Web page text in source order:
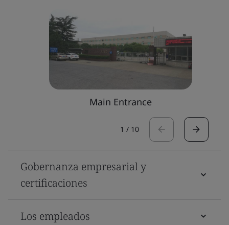
Main Entrance
1 / 10
Gobernanza empresarial y
certificaciones
Los empleados